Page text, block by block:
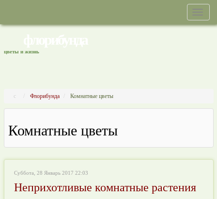
цветы и жизнь
Флорибунда Комнатные цветы
Комнатные цветы
Суббота, 28 Январь 2017 22:03
Неприхотливые комнатные растения